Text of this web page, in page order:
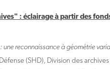
: éclairage à partir des
une reconnaissance à géométrie
(SHD), Division des